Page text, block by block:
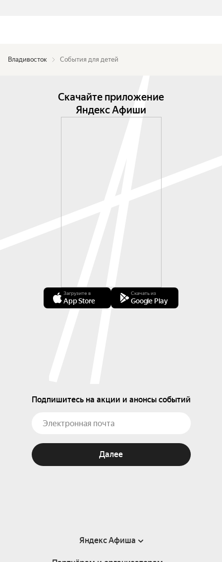
Владивосток События для детей
Скачайте приложение
Яндекс Афиши
Загрузите в
App Store
Скачать из
Google Play
Подпишитесь на акции и анонсы событий
Далее
Яндекс Афиша